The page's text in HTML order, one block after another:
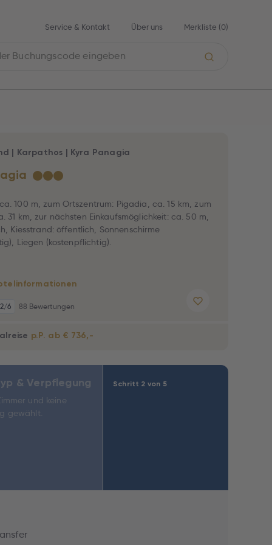
Service & Kontakt Über uns Merkliste (0)
★★★
| Karpathos | Kyra Panagia
100 m, zum Ortszentrum: Pigadia, ca. 15 km, zum
31 km, zur nächsten Einkaufsmöglichkeit: ca. 50 m,
Kiesstrand: öffentlich, Sonnenschirme
Liegen (kostenpflichtig).
/6 88 Bewertungen
p.P. ab € 736,-
Schritt 2 von 5
& Verpflegung
und keine
gewählt.